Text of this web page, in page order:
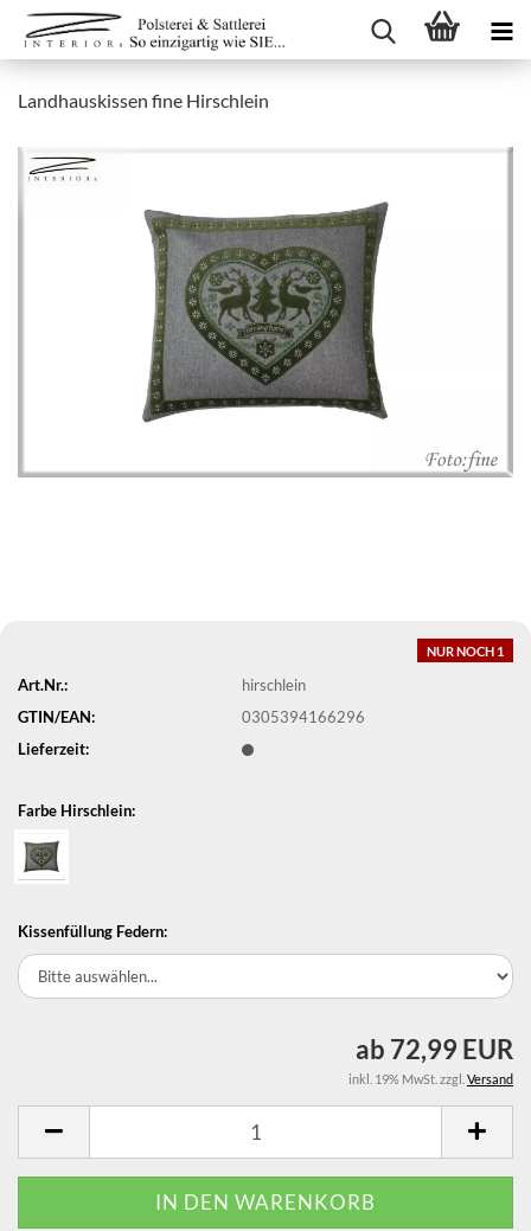
Landhauskissen fine Hirschlein
NUR NOCH 1
Art.Nr.:
hirschlein
GTIN/EAN:
0305394166296
Lieferzeit:
Farbe Hirschlein:
Kissenfüllung Federn:
ab 72,99 EUR
inkl. 19% MwSt. zzgl. Versand